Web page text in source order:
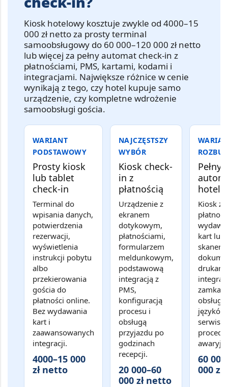
Kiosk hotelowy kosztuje zwykle od 4000–15
000 zł netto za prosty terminal
samoobsługowy do 60 000–120 000 zł netto
lub więcej za pełny automat check-in z
płatnościami, PMS, kartami, kodami i
integracjami. Największe różnice w cenie
wynikają z tego, czy hotel kupuje samo
urządzenie, czy kompletne wdrożenie
samoobsługi gościa.
WARIANT
PODSTAWOWY
Prosty kiosk
lub tablet
check-in
Terminal do
wpisania danych,
potwierdzenia
rezerwacji,
wyświetlenia
instrukcji pobytu
albo
przekierowania
gościa do
płatności online.
Bez wydawania
kart i
zaawansowanych
integracji.
4000–15 000
zł netto
NAJCZĘSTSZY
WYBÓR
Kiosk check-
in z
płatnością
Urządzenie z
ekranem
dotykowym,
płatnościami,
formularzem
meldunkowym,
podstawową
integracją z
PMS,
konfiguracją
procesu i
obsługą
przyjazdu po
godzinach
recepcji.
20 000–60
000 zł netto
Pełny
Kiosk z
kart lub
języków,
60
000